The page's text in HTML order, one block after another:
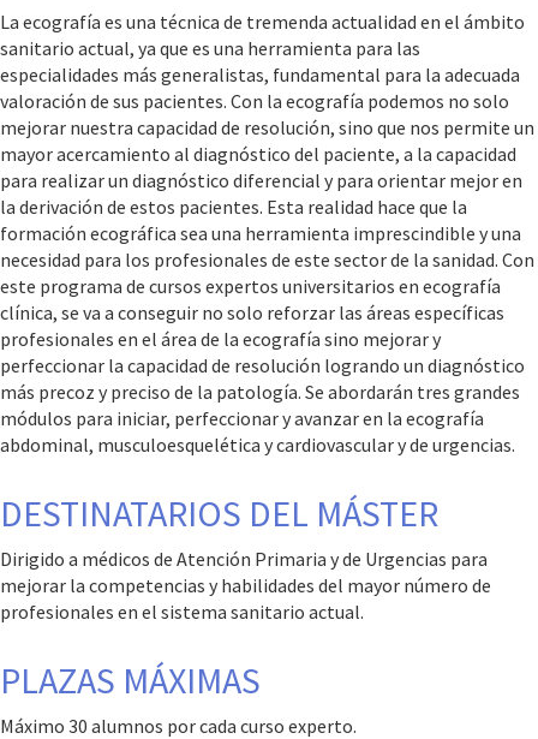
La ecografía es una técnica de tremenda actualidad en el ámbito
sanitario actual, ya que es una herramienta para las
especialidades más generalistas, fundamental para la adecuada
valoración de sus pacientes. Con la ecografía podemos no solo
mejorar nuestra capacidad de resolución, sino que nos permite un
mayor acercamiento al diagnóstico del paciente, a la capacidad
para realizar un diagnóstico diferencial y para orientar mejor en
la derivación de estos pacientes. Esta realidad hace que la
formación ecográfica sea una herramienta imprescindible y una
necesidad para los profesionales de este sector de la sanidad. Con
este programa de cursos expertos universitarios en ecografía
clínica, se va a conseguir no solo reforzar las áreas específicas
profesionales en el área de la ecografía sino mejorar y
perfeccionar la capacidad de resolución logrando un diagnóstico
más precoz y preciso de la patología. Se abordarán tres grandes
módulos para iniciar, perfeccionar y avanzar en la ecografía
abdominal, musculoesquelética y cardiovascular y de urgencias.
DESTINATARIOS DEL MÁSTER
Dirigido a médicos de Atención Primaria y de Urgencias para
mejorar la competencias y habilidades del mayor número de
profesionales en el sistema sanitario actual.
PLAZAS MÁXIMAS
Máximo 30 alumnos por cada curso experto.